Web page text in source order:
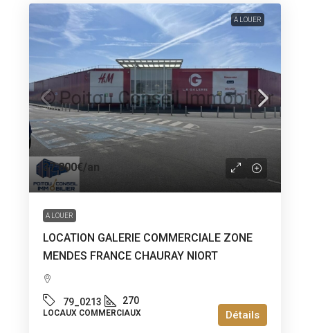
A LOUER
37 800€/an
A LOUER
LOCATION GALERIE COMMERCIALE ZONE
MENDES FRANCE CHAURAY NIORT
79_0213 270
LOCAUX COMMERCIAUX Détails